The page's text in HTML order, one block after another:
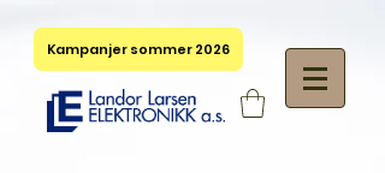
Kampanjer sommer 2026